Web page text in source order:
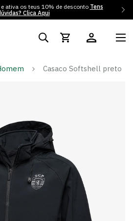
ativa os teus 10% de desconto Tens
Clica Aqui
Casaco Softshell preto